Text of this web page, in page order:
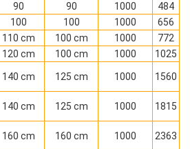
90 90 1000
484
100 100 1000
656
110 cm 100 cm 1000
772
120 cm 100 cm 1000
1025
140 cm 125 cm 1000 1560
140 cm 125 cm 1000 1815
160 cm 160 cm 1000 2363